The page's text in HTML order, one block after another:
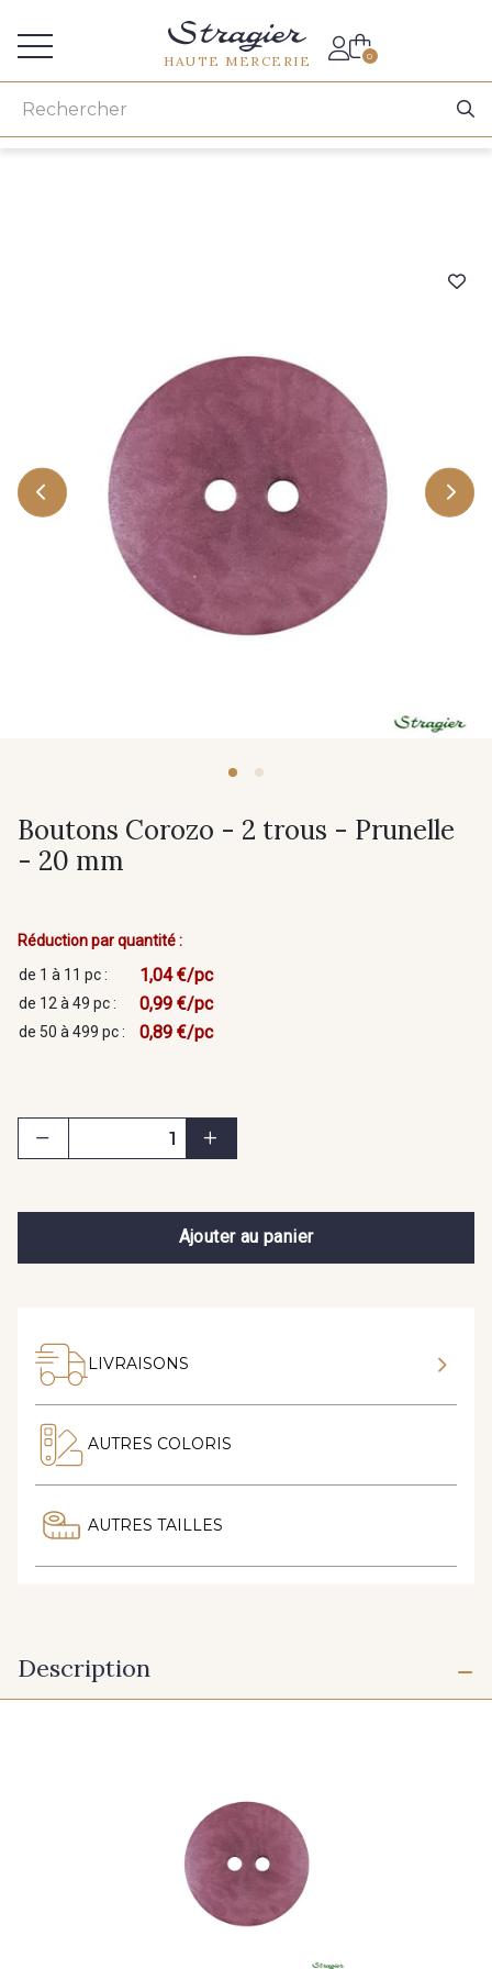
HAUTE MERCERIE 0
Boutons Corozo - 2 trous - Prunelle
- 20 mm
Réduction par quantité :
de 1 à 11 pc :
1,04 €/pc
de 12 à 49 pc : 0,99 €/pc
de 50 à 499 pc : 0,89 €/pc
Ajouter au panier
LIVRAISONS
AUTRES COLORIS
AUTRES TAILLES
Description